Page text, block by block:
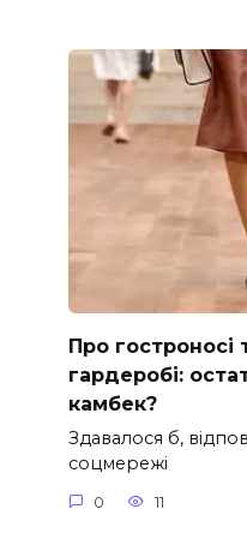
Про гостроносі
гардеробі:
камбек?
Здавалося б,
соцмережі
0 11